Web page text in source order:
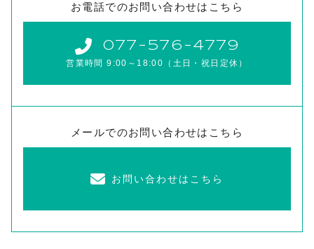
お電話でのお問い合わせはこちら
077-576-4779
営業時間 9:00～18:00（土日・祝日定休）
メールでのお問い合わせはこちら
お問い合わせはこちら